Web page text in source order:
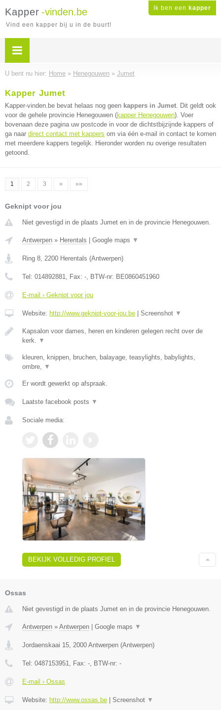
Ik ben een kapper
Kapper -vinden.be
Vind een kapper bij u in de buurt!
U bent nu hier: Home » Henegouwen » Jumet
Kapper Jumet
Kapper-vinden.be bevat helaas nog geen kappers in Jumet. Dit geldt ook
voor de gehele provincie Henegouwen (kapper Henegouwen). Voer
bovenaan deze pagina uw postcode in voor de dichtstbijzijnde kappers of
ga naar direct contact met kappers om via één e-mail in contact te komen
met meerdere kappers tegelijk. Hieronder worden nu overige resultaten
getoond.
1 2 3 » »»
Geknipt voor jou
Niet gevestigd in de plaats Jumet en in de provincie Henegouwen.
Antwerpen » Herentals Google maps ▼
Ring 8, 2200 Herentals (Antwerpen)
Tel: 014892881, Fax: -, BTW-nr: BE0860451960
E-mail › Geknipt voor jou
Website: http://www.geknipt-voor-jou.be Screenshot ▼
Kapsalon voor dames, heren en kinderen gelegen recht over de
kerk. ▼
kleuren, knippen, bruchen, balayage, teasylights, babylights,
ombre, ▼
Er wordt gewerkt op afspraak.
Laatste facebook posts ▼
Sociale media:
BEKIJK VOLLEDIG PROFIEL
Ossas
Niet gevestigd in de plaats Jumet en in de provincie Henegouwen.
Antwerpen » Antwerpen | Google maps ▼
Jordaenskaai 15 2000 Antwerpen (Antwerpen)
Tel: 0487153951 , Fax: - , BTW-nr: -
E-mail › Ossas
Website: http://www.ossas.be | Screenshot ▼